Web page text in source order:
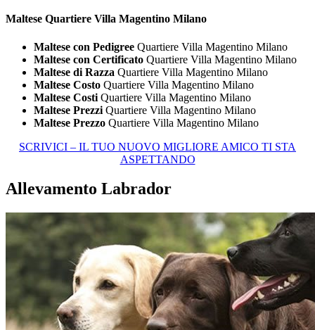
Maltese Quartiere Villa Magentino Milano
Maltese con Pedigree Quartiere Villa Magentino Milano
Maltese con Certificato Quartiere Villa Magentino Milano
Maltese di Razza Quartiere Villa Magentino Milano
Maltese Costo Quartiere Villa Magentino Milano
Maltese Costi Quartiere Villa Magentino Milano
Maltese Prezzi Quartiere Villa Magentino Milano
Maltese Prezzo Quartiere Villa Magentino Milano
SCRIVICI – IL TUO NUOVO MIGLIORE AMICO TI STA
ASPETTANDO
Allevamento Labrador